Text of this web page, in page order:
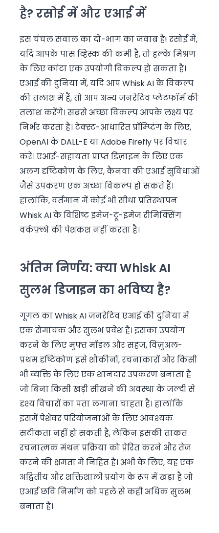
है? रसोई में और एआई में
इस चंचल सवाल का दो-भाग का जवाब है! रसोई में,
यदि आपके पास व्हिस्क की कमी है, तो हल्के मिश्रण
के लिए कांटा एक उपयोगी विकल्प हो सकता है।
एआई की दुनिया में, यदि आप Whisk AI के विकल्प
की तलाश में हैं, तो आप अन्य जनरेटिव प्लेटफॉर्म की
तलाश करेंगे। सबसे अच्छा विकल्प आपके लक्ष्य पर
निर्भर करता है। टेक्स्ट-आधारित प्रॉम्प्टिंग के लिए,
OpenAI के DALL-E या Adobe Firefly पर विचार
करें। एआई-सहायता प्राप्त डिज़ाइन के लिए एक
अलग दृष्टिकोण के लिए, कैनवा की एआई सुविधाओं
जैसे उपकरण एक अच्छा विकल्प हो सकते हैं।
हालांकि, वर्तमान में कोई भी सीधा प्रतिस्थापन
Whisk AI के विशिष्ट इमेज-टू-इमेज रीमिक्सिंग
वर्कफ़्लो की पेशकश नहीं करता है।
अंतिम निर्णय: क्या Whisk AI
सुलभ डिजाइन का भविष्य है?
गूगल का Whisk AI जनरेटिव एआई की दुनिया में
एक रोमांचक और सुलभ प्रवेश है। इसका उपयोग
करने के लिए मुफ्त मॉडल और सहज, विज़ुअल-
प्रथम दृष्टिकोण इसे शौकीनों, रचनाकारों और किसी
भी व्यक्ति के लिए एक शानदार उपकरण बनाता है
जो बिना किसी खड़ी सीखने की अवस्था के जल्दी से
दृश्य विचारों का पता लगाना चाहता है। हालांकि
इसमें पेशेवर परियोजनाओं के लिए आवश्यक
सटीकता नहीं हो सकती है, लेकिन इसकी ताकत
रचनात्मक मंथन प्रक्रिया को प्रेरित करने और तेज
करने की क्षमता में निहित है। अभी के लिए, यह एक
अद्वितीय और शक्तिशाली प्रयोग के रूप में खड़ा है जो
एआई छवि निर्माण को पहले से कहीं अधिक सुलभ
बनाता है।